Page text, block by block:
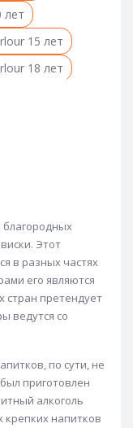
лет
15 лет
18 лет
8 лет
Bunnahabhain
Bushmills
благородных
Этот
в разных частях
его являются
стран претендует
ведутся со
по сути, не
приготовлен
алкоголь
крепких напитков